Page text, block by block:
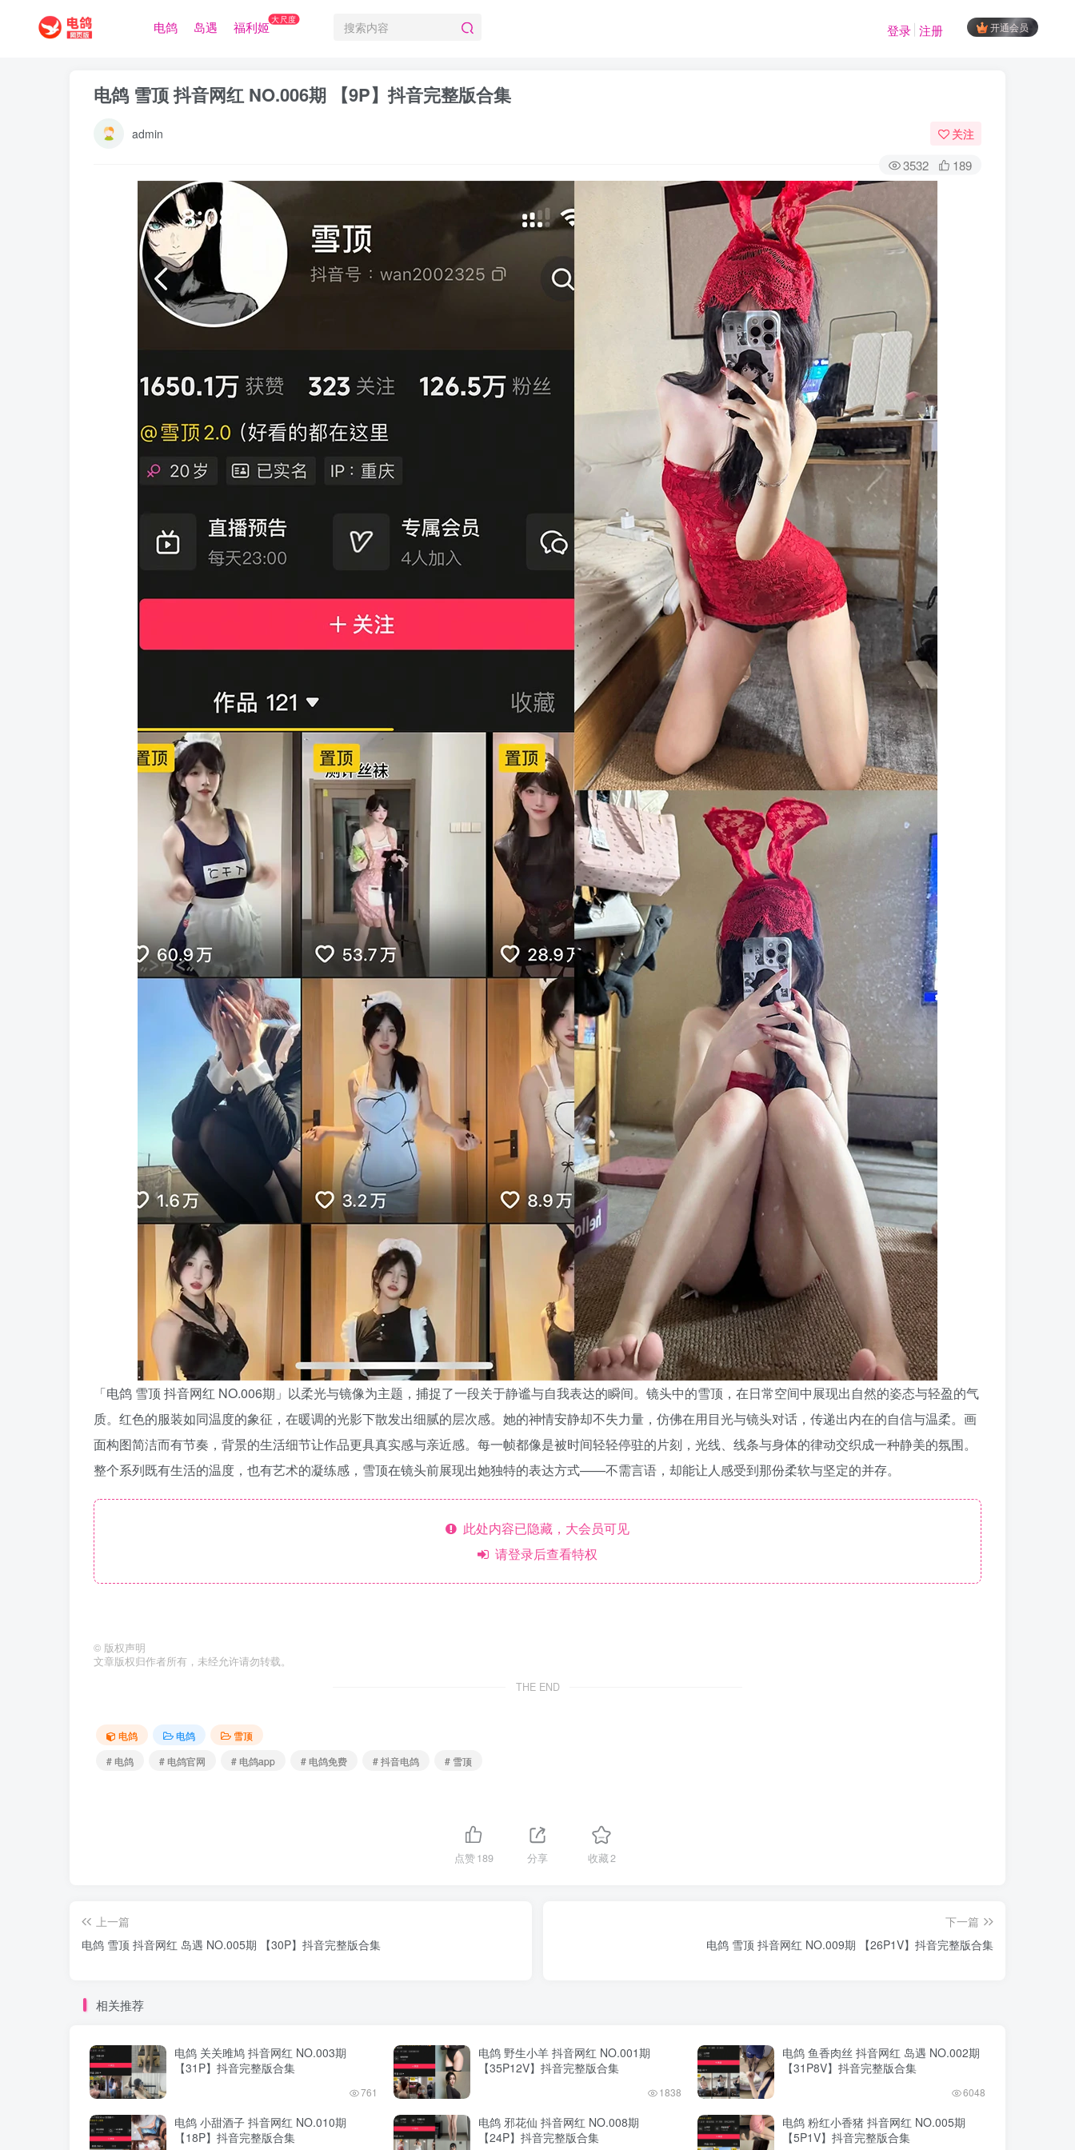
电鸽 岛遇 福利姬大尺度
开通会员
登录 注册
电鸽 雪顶 抖音网红 NO.006期 【9P】抖音完整版合集
admin 关注
3532 189
「电鸽 雪顶 抖音网红 NO.006期」以柔光与镜像为主题，捕捉了一段关于静谧与自我表达的瞬间。镜头中的雪顶，在日常空间中展现出自然的姿态与轻盈的气
质。红色的服装如同温度的象征，在暖调的光影下散发出细腻的层次感。她的神情安静却不失力量，仿佛在用目光与镜头对话，传递出内在的自信与温柔。画
面构图简洁而有节奏，背景的生活细节让作品更具真实感与亲近感。每一帧都像是被时间轻轻停驻的片刻，光线、线条与身体的律动交织成一种静美的氛围。
整个系列既有生活的温度，也有艺术的凝练感，雪顶在镜头前展现出她独特的表达方式——不需言语，却能让人感受到那份柔软与坚定的并存。
此处内容已隐藏，大会员可见
请登录后查看特权
© 版权声明
文章版权归作者所有，未经允许请勿转载。
THE END
电鸽 电鸽
雪顶
# 电鸽
# 电鸽官网 # 电鸽app # 电鸽免费 # 抖音电鸽 # 雪顶
点赞189 分享 收藏2
上一篇
电鸽 雪顶 抖音网红 岛遇 NO.005期 【30P】抖音完整版合集
下一篇
电鸽 雪顶 抖音网红 NO.009期 【26P1V】抖音完整版合集
相关推荐
电鸽 关关雎鸠 抖音网红 NO.003期
【31P】抖音完整版合集
761
电鸽 野生小羊 抖音网红 NO.001期
【35P12V】抖音完整版合集
1838
电鸽 鱼香肉丝 抖音网红 岛遇 NO.002期
【31P8V】抖音完整版合集
6048
电鸽 小甜酒子 抖音网红 NO.010期
【18P】抖音完整版合集
电鸽 邪花仙 抖音网红 NO.008期
【24P】抖音完整版合集
电鸽 粉红小香猪 抖音网红 NO.005期
【5P1V】抖音完整版合集